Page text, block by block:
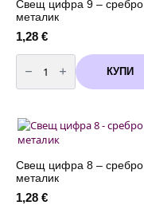
Свещ цифра 9 – сребро
металик
1,28 €
количество
за
цифра
сребро
металик
КУПИ
Свещ цифра 8 – сребро
металик
1,28 €